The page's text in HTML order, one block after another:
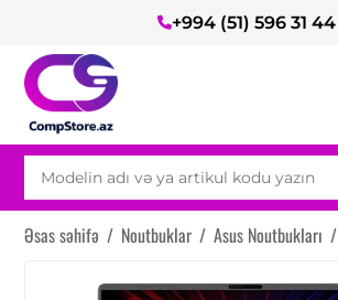
+994 (51) 596 31 44
Əsas səhifə / Noutbuklar / Asus Noutbukları /